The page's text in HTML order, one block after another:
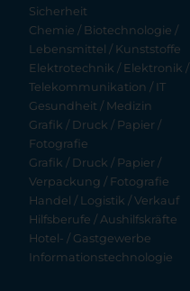
Sicherheit
Chemie / Biotechnologie /
Lebensmittel / Kunststoffe
Elektrotechnik / Elektronik /
Telekommunikation / IT
Gesundheit / Medizin
Grafik / Druck / Papier /
Fotografie
Grafik / Druck / Papier /
Verpackung / Fotografie
Handel / Logistik / Verkauf
Hilfsberufe / Aushilfskräfte
Hotel- / Gastgewerbe
Informationstechnologie